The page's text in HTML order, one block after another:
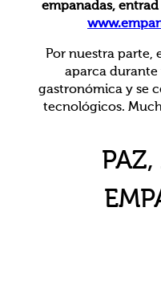
empanadas,
Por nuestra parte,
aparca
gastronómica y se
tecnológicos.